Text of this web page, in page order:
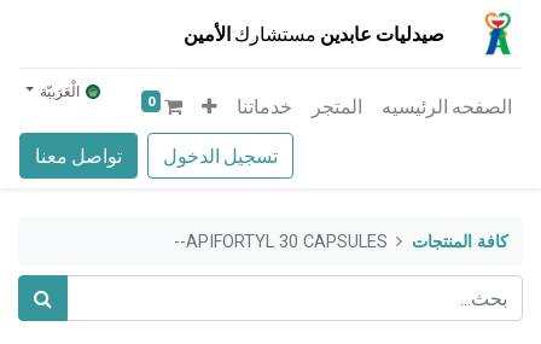
صيدليات عابدين مستشارك الأمين
تسجيل الدخول تواصل معنا
الصفحه الرئيسيه المتجر خدماتنا 0 الْعَرَبيّة
كافة المنتجات APIFORTYL 30 CAPSULES--